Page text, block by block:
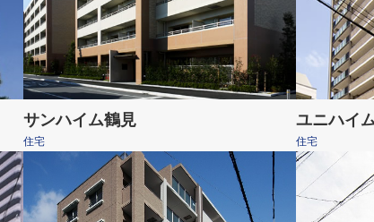
サンハイム鶴見
住宅
ユニハイ
住宅